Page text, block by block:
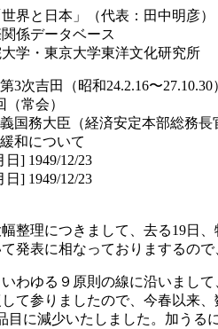
界と日本」（代表：田中明彦）
係データベース
学・東京大学東洋文化研究所
3次吉田（昭和24.2.16〜27.10.30
常会）
国務大臣（経済安定本部総務長
和について
] 1949/12/23
] 1949/12/23
整理につきまして、去る19日
発表に相なっておりまするの
わゆる９原則の線に沿いまし
て参りましたので、今春以来
目に減少いたしました。加う